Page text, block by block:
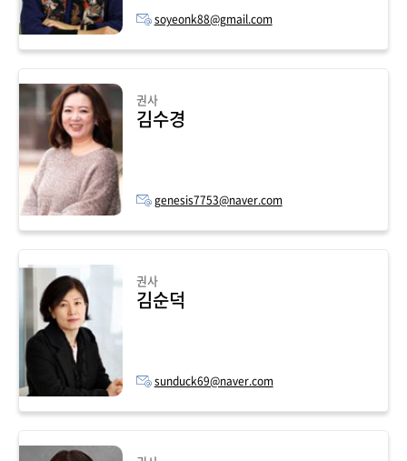
soyeonk88@gmail.com
권사
김수경
genesis7753@naver.com
권사
김순덕
sunduck69@naver.com